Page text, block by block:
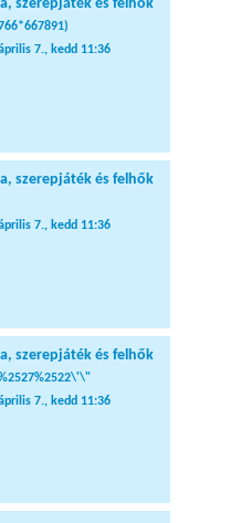
szerepjáték és felhők
7., kedd 11:36
szerepjáték és felhők
7., kedd 11:36
szerepjáték és felhők
7., kedd 11:36